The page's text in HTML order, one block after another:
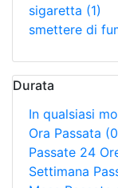
sigaretta (1)
smettere di
Durata
In qualsiasi
Ora Passata
Passate 24
Settimana